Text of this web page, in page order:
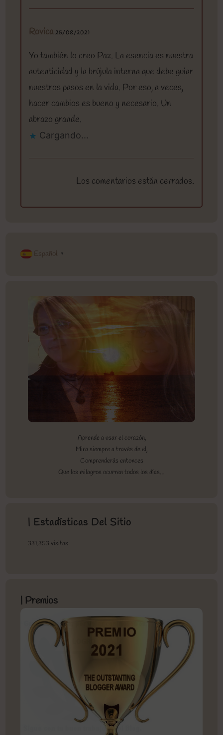
Rovica 25/08/2021
Yo también lo creo Paz. La esencia es nuestra
autenticidad y la brújula interna que debe guiar
nuestros pasos en la vida. Por eso, a veces,
hacer cambios es bueno y necesario. Un
abrazo grande.
Cargando...
Los comentarios están cerrados.
Español ▼
Aprende a usar el corazón,
Mira siempre a través de el,
Comprenderás entonces
Que los milagros ocurren todos los días…
| Estadísticas Del Sitio
331.353 visitas
| Premios